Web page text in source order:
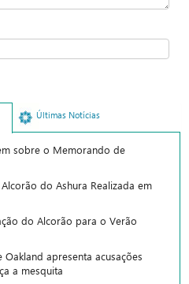
Últimas Notícias
sobre o Memorando de
do Ashura Realizada em
do Alcorão para o Verão
apresenta acusações
a mesquita